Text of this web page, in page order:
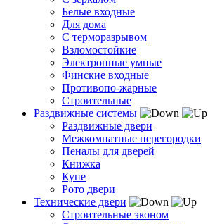
Белые входные
Для дома
С терморазрывом
Взломостойкие
Электронные умные
Финские входные
Противопо-жарные
Строительные
Раздвижные системы
Раздвижные двери
Межкомнатные перегородки
Пеналы для дверей
Книжка
Купе
Рото двери
Технические двери
Строительные эконом